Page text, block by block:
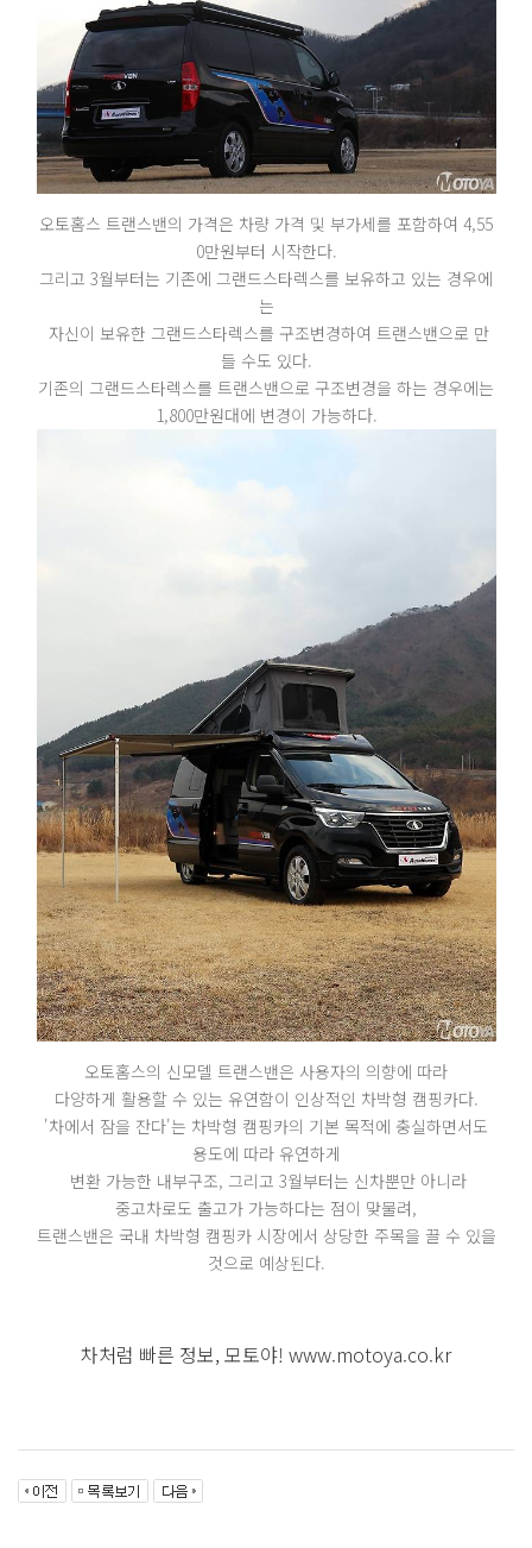
오토홈스 트랜스밴의 가격은 차량 가격 및 부가세를 포함하여 4,55
0만원부터 시작한다.
그리고 3월부터는 기존에 그랜드스타렉스를 보유하고 있는 경우에
는
자신이 보유한 그랜드스타렉스를 구조변경하여 트랜스밴으로 만
들 수도 있다.
기존의 그랜드스타렉스를 트랜스밴으로 구조변경을 하는 경우에는
1,800만원대에 변경이 가능하다.
오토홈스의 신모델 트랜스밴은 사용자의 의향에 따라
다양하게 활용할 수 있는 유연함이 인상적인 차박형 캠핑카다.
'차에서 잠을 잔다'는 차박형 캠핑카의 기본 목적에 충실하면서도
용도에 따라 유연하게
변환 가능한 내부구조, 그리고 3월부터는 신차뿐만 아니라
중고차로도 출고가 가능하다는 점이 맞물려,
트랜스밴은 국내 차박형 캠핑카 시장에서 상당한 주목을 끌 수 있을
것으로 예상된다.
차처럼 빠른 정보, 모토야! www.motoya.co.kr